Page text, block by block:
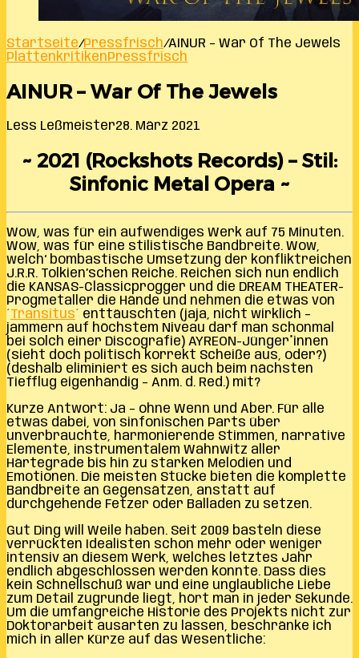
Startseite/Pressfrisch/AINUR – War Of The Jewels
PlattenkritikenPressfrisch
AINUR – War Of The Jewels
Less Leßmeister28. März 2021
~ 2021 (Rockshots Records) – Stil:
Sinfonic Metal Opera ~
Wow, was für ein aufwendiges Werk auf 75 Minuten.
Wow, was für eine stilistische Bandbreite. Wow,
welch‘ bombastische Umsetzung der konfliktreichen
J.R.R. Tolkien’schen Reiche. Reichen sich nun endlich
die KANSAS-Classicprogger und die DREAM THEATER-
Progmetaller die Hände und nehmen die etwas von
´Transitus´ enttäuschten (jaja, nicht wirklich –
jammern auf höchstem Niveau darf man schonmal
bei solch einer Discografie) AYREON-Jünger*innen
(sieht doch politisch korrekt Scheiße aus, oder?)
(deshalb eliminiert es sich auch beim nächsten
Tiefflug eigenhändig – Anm. d. Red.) mit?
Kurze Antwort: Ja – ohne Wenn und Aber. Für alle
etwas dabei, von sinfonischen Parts über
unverbrauchte, harmonierende Stimmen, narrative
Elemente, instrumentalem Wahnwitz aller
Härtegrade bis hin zu starken Melodien und
Emotionen. Die meisten Stücke bieten die komplette
Bandbreite an Gegensätzen, anstatt auf
durchgehende Fetzer oder Balladen zu setzen.
Gut Ding will Weile haben. Seit 2009 basteln diese
verrückten Idealisten schon mehr oder weniger
intensiv an diesem Werk, welches letztes Jahr
endlich abgeschlossen werden konnte. Dass dies
kein Schnellschuß war und eine unglaubliche Liebe
zum Detail zugrunde liegt, hört man in jeder Sekunde.
Um die umfangreiche Historie des Projekts nicht zur
Doktorarbeit ausarten zu lassen, beschränke ich
mich in aller Kürze auf das Wesentliche: